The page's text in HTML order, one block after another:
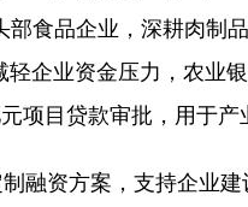
食品企业，深耕肉制
轻企业资金压力，农业
目贷款审批，用于产
资方案，支持企业